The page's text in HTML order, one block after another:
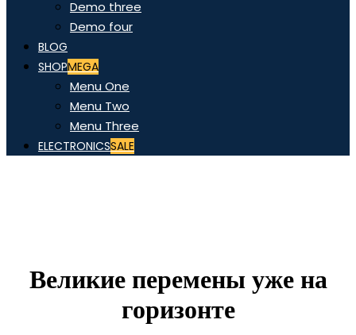
Demo three
Demo four
BLOG
SHOPMEGA
Menu One
Menu Two
Menu Three
ELECTRONICSSALE
Великие перемены уже на
горизонте